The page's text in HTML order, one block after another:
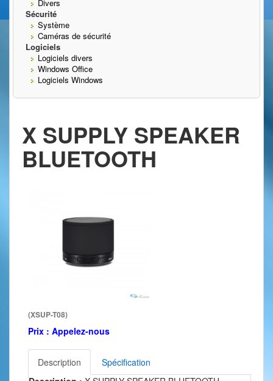
Divers
Sécurité
Système
Caméras de sécurité
Logiciels
Logiciels divers
Windows Office
Logiciels Windows
X SUPPLY SPEAKER
BLUETOOTH
(XSUP-T08)
Prix : Appelez-nous
Description
Spécification